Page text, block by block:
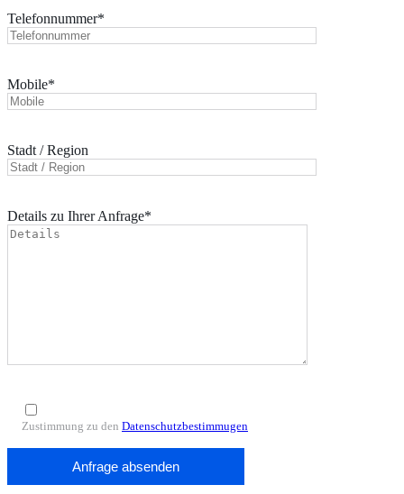
Telefonnummer*
Mobile*
Stadt / Region
Details zu Ihrer Anfrage*
Zustimmung zu den Datenschutzbestimmugen